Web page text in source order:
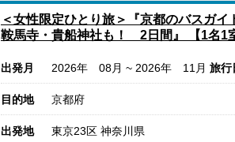
＜女性限定ひとり旅＞『京都のバスガ
鞍馬寺・貴船神社も！ 2日間』 【1名1
出発月 2026年 08月 ~ 2026年 11月 旅行
目的地 京都府
出発地 東京23区 神奈川県